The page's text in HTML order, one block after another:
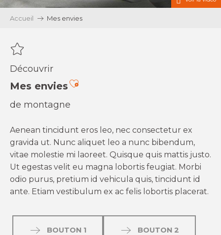
Accueil Mes envies
Découvrir
Mes enviesAjouter aux favoris
de montagne
Aenean tincidunt eros leo, nec consectetur ex
gravida ut. Nunc aliquet leo a nunc bibendum,
vitae molestie mi laoreet. Quisque quis mattis justo.
Ut egestas velit eu magna lobortis feugiat. Morbi
odio purus, pretium id vehicula quis, tincidunt id
ante. Etiam vestibulum ex ac felis lobortis placerat.
BOUTON 1 BOUTON 2